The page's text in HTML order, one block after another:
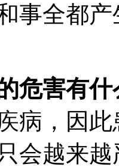
事全都
危害有什
病，因
会越来